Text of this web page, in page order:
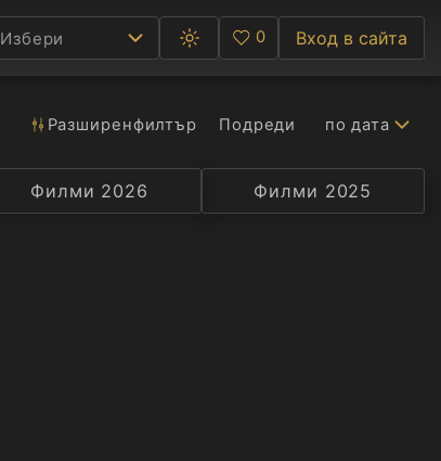
Избери
Превключване
между
светла
Любими
0 Вход в сайта
Разширенфилтър Подреди по дата
Селекция Превод Актьор
Филми 2026 Филми 2025